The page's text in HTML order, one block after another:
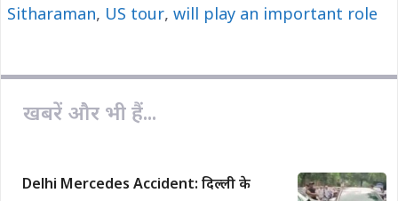
o
A
i
Sitharaman, US tour, will play an important role
खबरें और भी हैं...
Delhi Mercedes Accident: दिल्ली के